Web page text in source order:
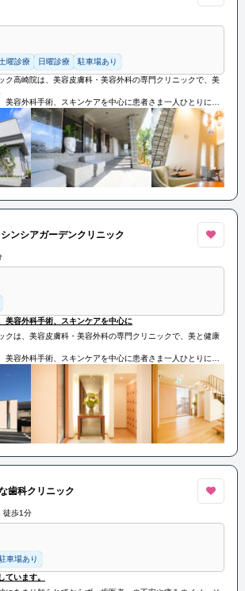
土曜診療 日曜診療 駐車場あり
ク高崎院は、美容皮膚科・美容外科の専門クリニックで、美
美容外科手術、スキンケアを中心に患者さま一人ひとりに合
適な治療を提案します。
安全で効果的な治療を提供しています。
ンシアガーデンクリニック
美容外科手術、スキンケアを中心に
クは、美容皮膚科・美容外科の専門クリニックで、美と健康
美容外科手術、スキンケアを中心に患者さま一人ひとりに合
適な治療を提案します。
安全で効果的な治療を提供しています。
歯科クリニック
徒歩1分
車場あり
ています。